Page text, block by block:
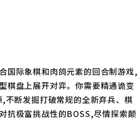
国际象棋和肉鸽元素的回合制游戏,
棋盘上展开对弈。你需要精通诡变
不断发掘打破常规的全新弃兵、棋
抗极富挑战性的BOSS,尽情探索颠